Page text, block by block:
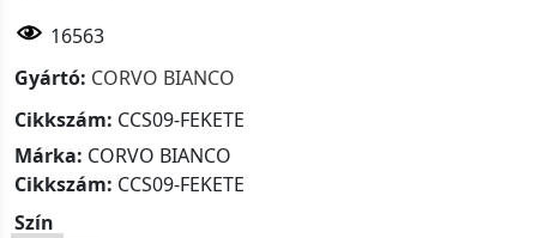
16563
Gyártó: CORVO BIANCO
Cikkszám: CCS09-FEKETE
Márka: CORVO BIANCO
Cikkszám: CCS09-FEKETE
Szín